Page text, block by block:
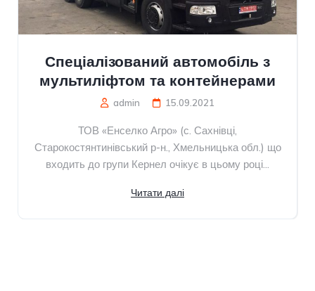
Спеціалізований автомобіль з
мультиліфтом та контейнерами
admin 15.09.2021
ТОВ «Енселко Агро» (с. Сахнівці,
Старокостянтинівський р-н., Хмельницька обл.) що
входить до групи Кернел очікує в цьому році...
Читати далі